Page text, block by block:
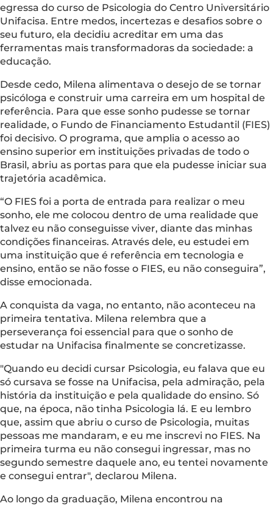
egressa do curso de Psicologia do Centro Universitário
Unifacisa. Entre medos, incertezas e desafios sobre o
seu futuro, ela decidiu acreditar em uma das
ferramentas mais transformadoras da sociedade: a
educação.
Desde cedo, Milena alimentava o desejo de se tornar
psicóloga e construir uma carreira em um hospital de
referência. Para que esse sonho pudesse se tornar
realidade, o Fundo de Financiamento Estudantil (FIES)
foi decisivo. O programa, que amplia o acesso ao
ensino superior em instituições privadas de todo o
Brasil, abriu as portas para que ela pudesse iniciar sua
trajetória acadêmica.
“O FIES foi a porta de entrada para realizar o meu
sonho, ele me colocou dentro de uma realidade que
talvez eu não conseguisse viver, diante das minhas
condições financeiras. Através dele, eu estudei em
uma instituição que é referência em tecnologia e
ensino, então se não fosse o FIES, eu não conseguira”,
disse emocionada.
A conquista da vaga, no entanto, não aconteceu na
primeira tentativa. Milena relembra que a
perseverança foi essencial para que o sonho de
estudar na Unifacisa finalmente se concretizasse.
"Quando eu decidi cursar Psicologia, eu falava que eu
só cursava se fosse na Unifacisa, pela admiração, pela
história da instituição e pela qualidade do ensino. Só
que, na época, não tinha Psicologia lá. E eu lembro
que, assim que abriu o curso de Psicologia, muitas
pessoas me mandaram, e eu me inscrevi no FIES. Na
primeira turma eu não consegui ingressar, mas no
segundo semestre daquele ano, eu tentei novamente
e consegui entrar", declarou Milena.
Ao longo da graduação, Milena encontrou na